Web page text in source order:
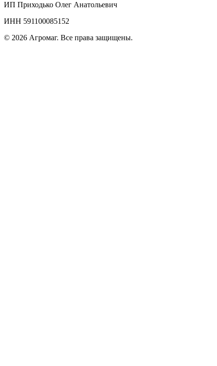
ИП Приходько Олег Анатольевич
ИНН 591100085152
© 2026 Агромаг. Все права защищены.